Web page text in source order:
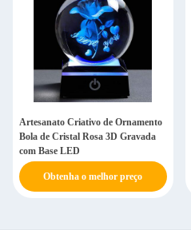
Artesanato Criativo de Ornamento
Bola de Cristal Rosa 3D Gravada
com Base LED
Obtenha o melhor preço